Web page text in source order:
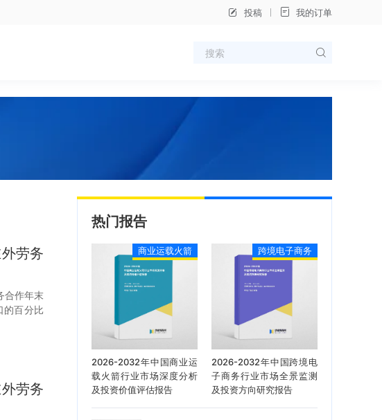
投稿 我的订单
劳务
合作年末
的百分比
劳务
热门报告
商业运载火箭
2026-2032年中国商业运
载火箭行业市场深度分析
及投资价值评估报告
跨境电子商务
2026-2032年中国跨境电
子商务行业市场全景监测
及投资方向研究报告